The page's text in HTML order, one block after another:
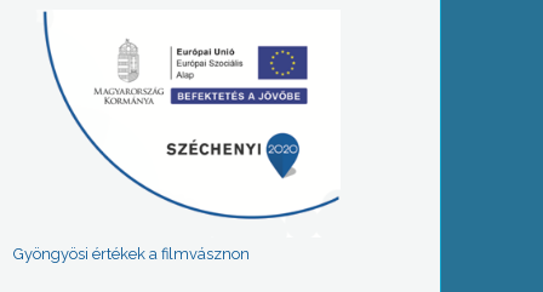
Gyöngyösi értékek a filmvásznon